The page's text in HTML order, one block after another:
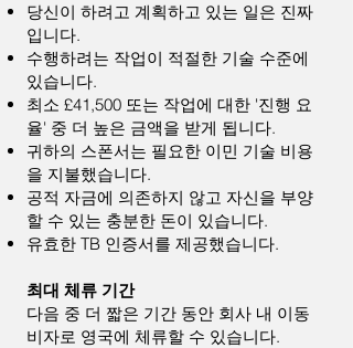
당신이 하려고 계획하고 있는 일은 진짜
입니다.
수행하려는 작업이 적절한 기술 수준에
있습니다.
최소 £41,500 또는 작업에 대한 '진행 요
율' 중 더 높은 금액을 받게 됩니다.
귀하의 스폰서는 필요한 이민 기술 비용
을 지불했습니다.
공적 자금에 의존하지 않고 자신을 부양
할 수 있는 충분한 돈이 있습니다.
유효한 TB 인증서를 제공했습니다.
최대 체류 기간
다음 중 더 짧은 기간 동안 회사 내 이동
비자로 영국에 체류할 수 있습니다.